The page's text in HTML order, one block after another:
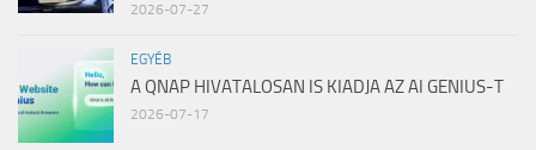
2026-07-27
EGYÉB
A QNAP HIVATALOSAN IS KIADJA AZ AI GENIUS-T
2026-07-17